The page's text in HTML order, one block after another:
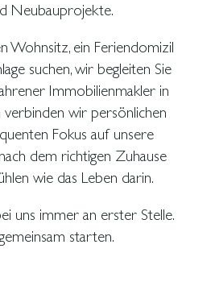
Neubauprojekte.
Wohnsitz, ein Feriendomizil
suchen, wir begleiten Sie
Immobilienmakler in
wir persönlichen
Fokus auf unsere
dem richtigen Zuhause
wie das Leben darin.
uns immer an erster Stelle.
starten.